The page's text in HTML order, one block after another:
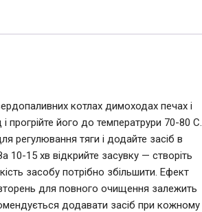
котлах димоходах печах і
прогрійте його до температрури 70-80 С.
регулювання тяги і додайте засіб в
10-15 хв відкрийте засувку — створіть
засобу потрібно збільшити. Ефект
для повного очищення залежить
додавати засіб при кожному